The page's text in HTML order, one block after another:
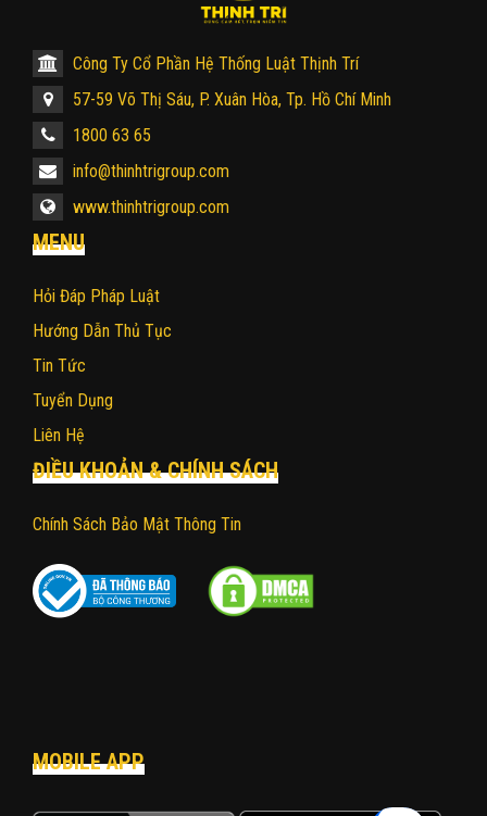
Công Ty Cổ Phần Hệ Thống Luật Thịnh Trí
57-59 Võ Thị Sáu, P. Xuân Hòa, Tp. Hồ Chí Minh
1800 63 65
info@thinhtrigroup.com
www.thinhtrigroup.com
MENU
Hỏi Đáp Pháp Luật
Hướng Dẫn Thủ Tục
Tin Tức
Tuyển Dụng
Liên Hệ
ĐIỀU KHOẢN & CHÍNH SÁCH
Chính Sách Bảo Mật Thông Tin
MOBILE APP